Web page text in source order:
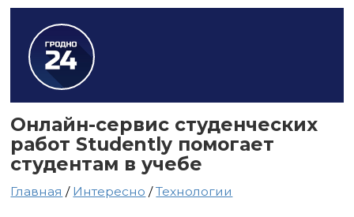
Онлайн-сервис студенческих
работ Studently помогает
студентам в учебе
Главная / Интересно /Технологии